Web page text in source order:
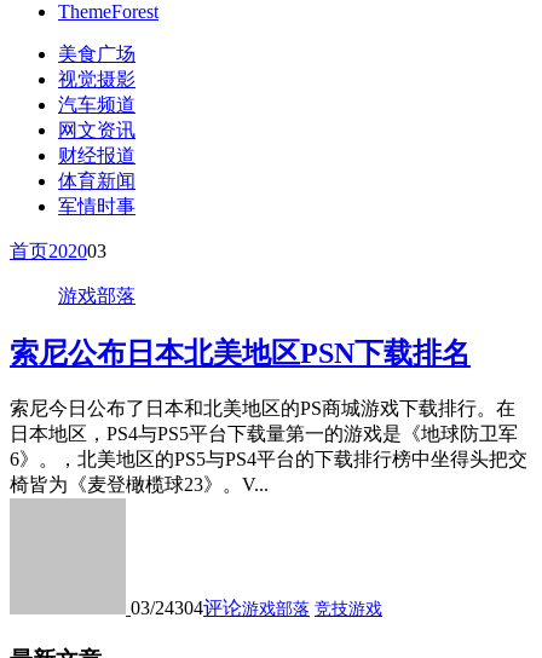
ThemeForest
美食广场
视觉摄影
汽车频道
网文资讯
财经报道
体育新闻
军情时事
首页202003
游戏部落
索尼公布日本北美地区PSN下载排名
索尼今日公布了日本和北美地区的PS商城游戏下载排行。在
日本地区，PS4与PS5平台下载量第一的游戏是《地球防卫军
6》。，北美地区的PS5与PS4平台的下载排行榜中坐得头把交
椅皆为《麦登橄榄球23》。V...
03/24304评论游戏部落 竞技游戏